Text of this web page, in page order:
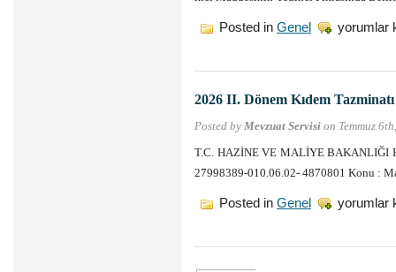
Posted in Genel
İşsizlik
Sigortası
Yüzde
Yükseltildi
yorumlar
2026 II. Dönem Kıdem Tazminatı
Posted by Mevzuat Servisi on Temmuz
T.C. HAZİNE VE MALİYE BAKANLIĞI
27998389-010.06.02- 4870801 Konu :
Posted in Genel
2026
II.
yorumlar